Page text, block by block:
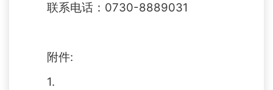
联系电话： 0730-8889031
附件:
1.